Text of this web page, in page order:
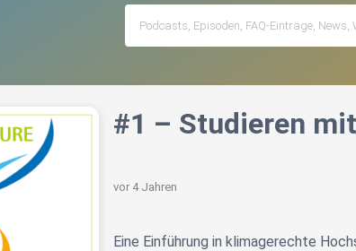
#1 – Studieren
vor 4 Jahren
Eine Einführung in klimagerechte